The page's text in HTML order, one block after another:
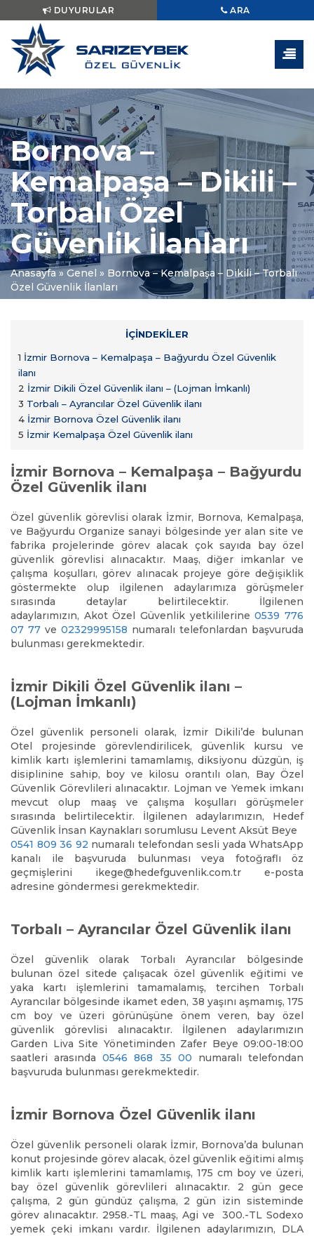
DUYURULAR ARA
Bornova –
Kemalpaşa – Dikili –
Torbalı Özel
Güvenlik İlanları
Anasayfa»Genel » Bornova – Kemalpaşa – Dikili – Torbalı
Özel Güvenlik İlanları
İÇİNDEKİLER
1 İzmir Bornova – Kemalpaşa – Bağyurdu Özel Güvenlik
ilanı
2 İzmir Dikili Özel Güvenlik ilanı – (Lojman İmkanlı)
3 Torbalı – Ayrancılar Özel Güvenlik ilanı
4 İzmir Bornova Özel Güvenlik ilanı
5 İzmir Kemalpaşa Özel Güvenlik ilanı
İzmir Bornova – Kemalpaşa – Bağyurdu
Özel Güvenlik ilanı
Özel güvenlik görevlisi olarak İzmir, Bornova, Kemalpaşa,
ve Bağyurdu Organize sanayi bölgesinde yer alan site ve
fabrika projelerinde görev alacak çok sayıda bay özel
güvenlik görevlisi alınacaktır. Maaş, diğer imkanlar ve
çalışma koşulları, görev alınacak projeye göre değişiklik
göstermekte olup ilgilenen adaylarımıza görüşmeler
sırasında detaylar belirtilecektir. İlgilenen
adaylarımızın, Akot Özel Güvenlik yetkililerine0539 776
07 77 ve 02329995158 numaralı telefonlardan başvuruda
bulunması gerekmektedir.
İzmir Dikili Özel Güvenlik ilanı –
(Lojman İmkanlı)
Özel güvenlik personeli olarak, İzmir Dikili’de bulunan
Otel projesinde görevlendirilicek, güvenlik kursu ve
kimlik kartı işlemlerini tamamlamış, diksiyonu düzgün, iş
disiplinine sahip, boy ve kilosu orantılı olan, Bay Özel
Güvenlik Görevlileri alınacaktır. Lojman ve Yemek imkanı
mevcut olup maaş ve çalışma koşulları görüşmeler
sırasında belirtilecektir. İlgilenen adaylarımızın, Hedef
Güvenlik İnsan Kaynakları sorumlusu Levent Aksüt Beye
0541 809 36 92 numaralı telefondan sesli yada WhatsApp
kanalı ile başvuruda bulunması veya fotoğraflı öz
geçmişlerini ikege@hedefguvenlik.com.tr e-posta
adresine göndermesi gerekmektedir.
Torbalı – Ayrancılar Özel Güvenlik ilanı
Özel güvenlik olarak Torbalı Ayrancılar bölgesinde
bulunan özel sitede çalışacak özel güvenlik eğitimi ve
yaka kartı işlemlerini tamamalamış, tercihen Torbalı
Ayrancılar bölgesinde ikamet eden, 38 yaşını aşmamış, 175
cm boy ve üzeri görünüşüne önem veren, bay özel
güvenlik görevlisi alınacaktır. İlgilenen adaylarımızın
Garden Liva Site Yönetiminden Zafer Beye 09:00-18:00
saatleri arasında0546 868 35 00 numaralı telefondan
başvuruda bulunması gerekmektedir.
İzmir Bornova Özel Güvenlik ilanı
Özel güvenlik personeli olarak İzmir, Bornova’da bulunan
konut projesinde görev alacak, özel güvenlik eğitimi almış
kimlik kartı işlemlerini tamamlamış, 175 cm boy ve üzeri,
bay özel güvenlik görevlileri alınacaktır. 2 gün gece
çalışma, 2 gün gündüz çalışma, 2 gün izin sisteminde
görev alınacaktır. 2958.-TL maaş, Agi ve 300.-TL Sodexo
yemek çeki imkanı vardır. İlgilenen adaylarımızın, DLA